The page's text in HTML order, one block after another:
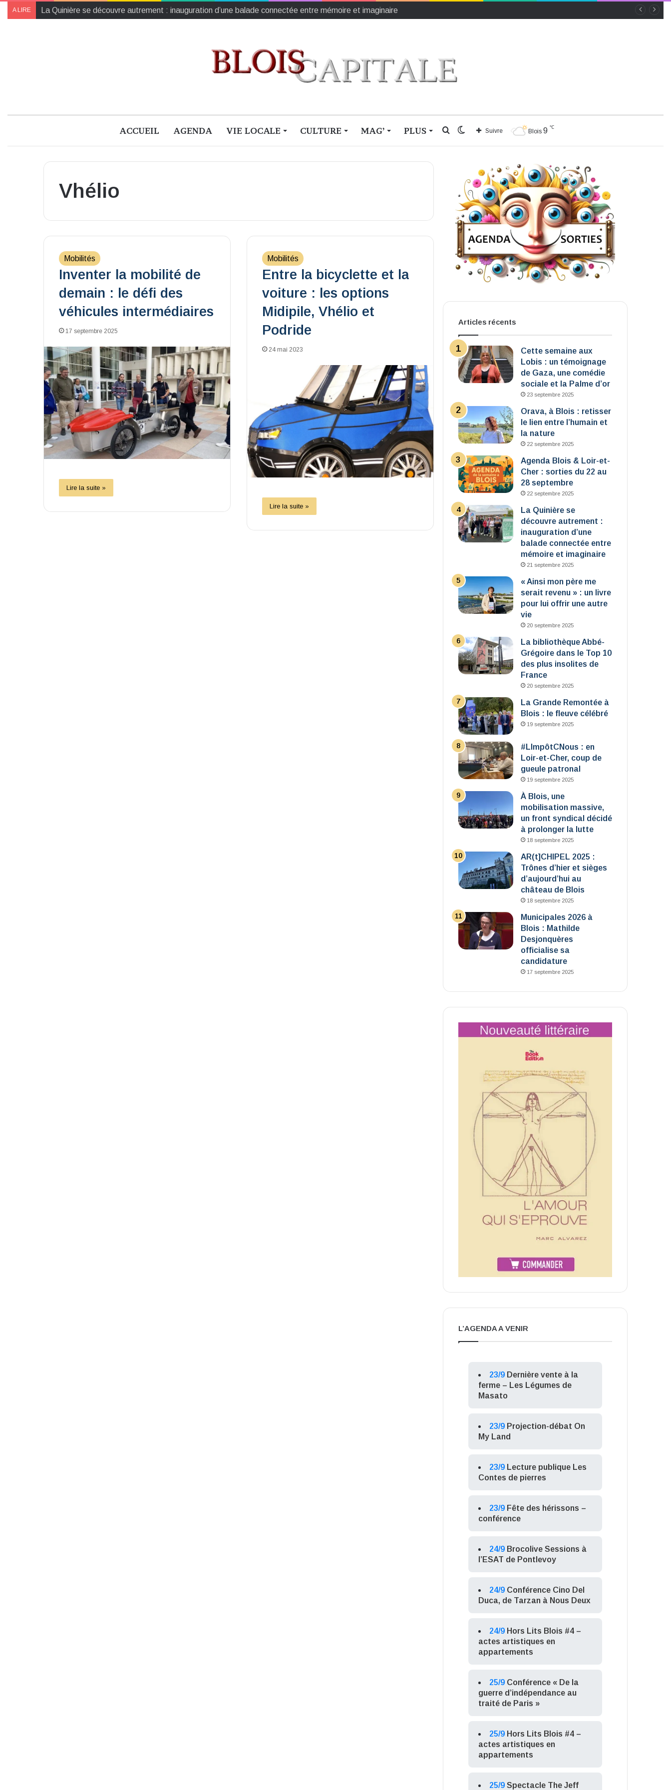
A LIRE La Quinière se découvre autrement : inauguration d’une balade connectée entre mémoire et imaginaire
ACCUEIL AGENDA VIE LOCALE CULTURE MAG’ PLUS Blois 9 ℃
Suivre
Switch
Rechercher
Vhélio
Mobilités
Inventer la mobilité de
demain : le défi des
véhicules intermédiaires
17 septembre 2025
Lire la suite »
Mobilités
Entre la bicyclette et la
voiture : les options
Midipile, Vhélio et
Podride
24 mai 2023
Lire la suite »
Articles récents
Cette semaine aux
Lobis : un témoignage
de Gaza, une comédie
sociale et la Palme d’or
23 septembre 2025
Orava, à Blois : retisser
le lien entre l’humain et
la nature
22 septembre 2025
Agenda Blois & Loir-et-
Cher : sorties du 22 au
28 septembre
22 septembre 2025
La Quinière se
découvre autrement :
inauguration d’une
balade connectée entre
mémoire et imaginaire
21 septembre 2025
« Ainsi mon père me
serait revenu » : un livre
pour lui offrir une autre
vie
20 septembre 2025
La bibliothèque Abbé-
Grégoire dans le Top 10
des plus insolites de
France
20 septembre 2025
La Grande Remontée à
Blois : le fleuve célébré
19 septembre 2025
#LImpôtCNous : en
Loir-et-Cher, coup de
gueule patronal
19 septembre 2025
À Blois, une
mobilisation massive,
un front syndical décidé
à prolonger la lutte
18 septembre 2025
AR(t]CHIPEL 2025 :
Trônes d’hier et sièges
d’aujourd’hui au
château de Blois
18 septembre 2025
Municipales 2026 à
Blois : Mathilde
Desjonquères
officialise sa
candidature
17 septembre 2025
L’AGENDA A VENIR
23/9 Dernière vente à la
ferme – Les Légumes de
Masato
23/9 Projection-débat On
My Land
23/9 Lecture publique Les
Contes de pierres
23/9 Fête des hérissons –
conférence
24/9 Brocolive Sessions à
l’ESAT de Pontlevoy
24/9 Conférence Cino Del
Duca, de Tarzan à Nous Deux
24/9 Hors Lits Blois #4 –
actes artistiques en
appartements
25/9 Conférence « De la
guerre d’indépendance au
traité de Paris »
25/9 Hors Lits Blois #4 –
actes artistiques en
appartements
25/9 Spectacle The Jeff